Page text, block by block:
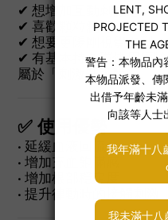
✔ 想增加互動刺激感
✔ 喜歡顆粒觸感
✔ 想要更陽剛視覺造型
✔ 有基本持久環使用經驗
屬於「刺激升級版」。
✅ 使用優勢
• 延緩血液回流
• 增加充血飽滿感
• 增加根部穩定度
• 提升律動時的接觸刺激